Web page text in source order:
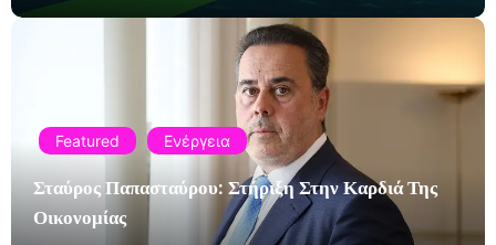
Featured Ενέργεια
Σταύρος Παπασταύρου: Στήριξη Στην Καρδιά Της
Οικονομίας